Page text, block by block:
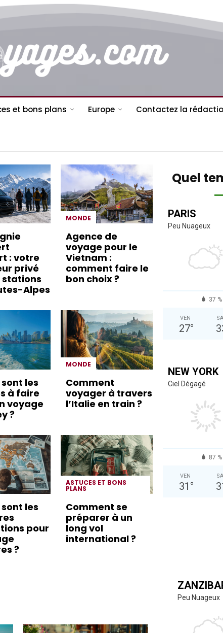
et bons plans Europe Contactez la
: votre
privé
stations
Alpes
MONDE
Agence de
voyage pour le
Vietnam :
comment faire le
bon choix ?
les
à faire
voyage
?
MONDE
Comment
voyager à travers
l’Italie en train ?
les
pour
?
ASTUCES ET BONS
PLANS
Comment se
préparer à un
long vol
international ?
Quel
PARIS
Peu Nuageux
37 %
VEN
27°
NEW YORK
Ciel Dégagé
87 %
VEN
31 °
Peu Nuageux